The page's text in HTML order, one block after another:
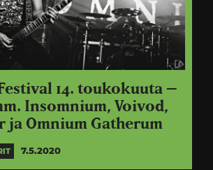
14. toukokuuta –
Insomnium, Voivod,
ja Omnium Gatherum
7.5.2020